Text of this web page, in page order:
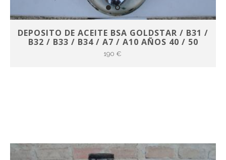
DEPOSITO DE ACEITE BSA GOLDSTAR / B31 /
B32 / B33 / B34 / A7 / A10 AÑOS 40 / 50
190 €